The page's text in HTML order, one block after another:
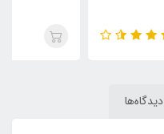
دیدگاه‌ها